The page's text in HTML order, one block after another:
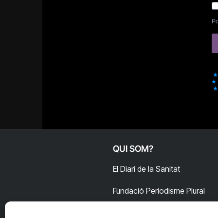
QUI SOM?
El Diari de la Sanitat
Fundació Periodisme Plural